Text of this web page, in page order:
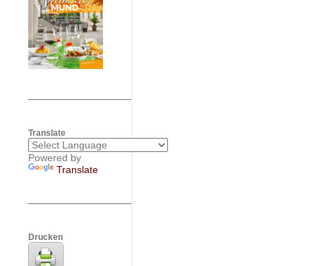
Translate
Powered by
Translate
Drucken